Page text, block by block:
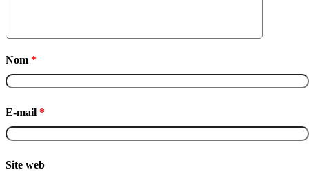
Nom *
E-mail *
Site web